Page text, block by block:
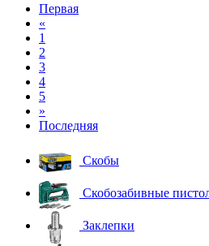
Первая
«
1
2
3
4
5
»
Последняя
Скобы
Скобозабивные
Заклепки